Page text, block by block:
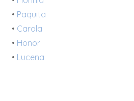
• Paquita
• Carola
• Honor
• Lucena